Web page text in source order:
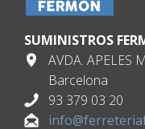
SUMINISTROS
AVDA. APELES
Barcelona
93 379 03 20